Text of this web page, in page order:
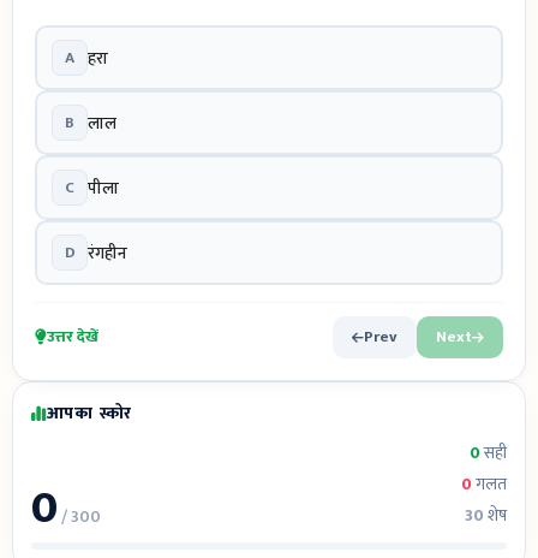
A हरा
B लाल
C पीला
D रंगहीन
उत्तर देखें Prev Next
आपका स्कोर
0/ 300
0सही
0गलत
30शेष